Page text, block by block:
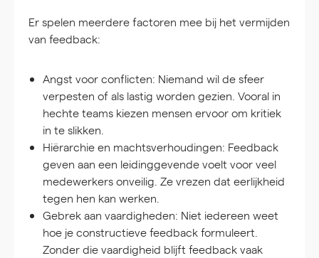
Er spelen meerdere factoren mee bij het vermijden
van feedback:
Angst voor conflicten: Niemand wil de sfeer
verpesten of als lastig worden gezien. Vooral in
hechte teams kiezen mensen ervoor om kritiek
in te slikken.
Hiërarchie en machtsverhoudingen: Feedback
geven aan een leidinggevende voelt voor veel
medewerkers onveilig. Ze vrezen dat eerlijkheid
tegen hen kan werken.
Gebrek aan vaardigheden: Niet iedereen weet
hoe je constructieve feedback formuleert.
Zonder die vaardigheid blijft feedback vaak